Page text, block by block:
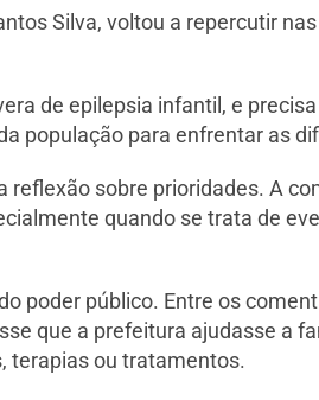
Silva, voltou a repercutir
de epilepsia infantil, e
população para enfrentar as
sobre prioridades. A
quando se trata de
poder público. Entre os
que a prefeitura ajudasse a
terapias ou tratamentos.